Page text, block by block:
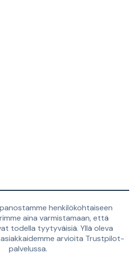
henkilökohtaiseen
aina varmistamaan, että
todella tyytyväisiä. Yllä oleva
arvioita Trustpilot-
palvelussa.